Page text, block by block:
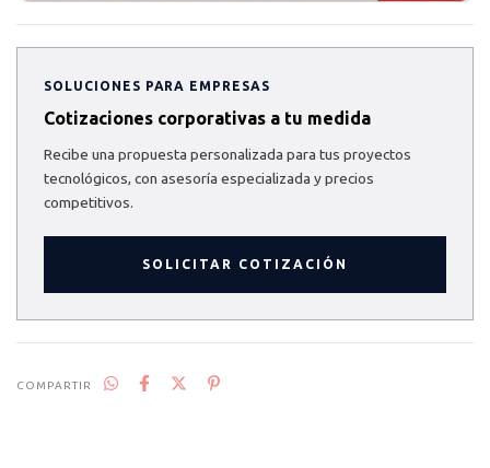
SOLUCIONES PARA EMPRESAS
Cotizaciones corporativas a tu medida
Recibe una propuesta personalizada para tus proyectos
tecnológicos, con asesoría especializada y precios
competitivos.
SOLICITAR COTIZACIÓN
COMPARTIR